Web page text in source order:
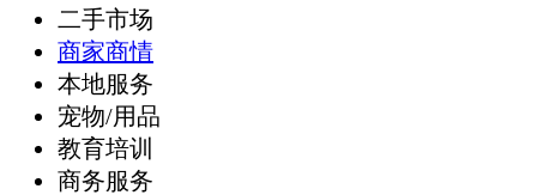
二手市场
商家商情
本地服务
宠物/用品
教育培训
商务服务